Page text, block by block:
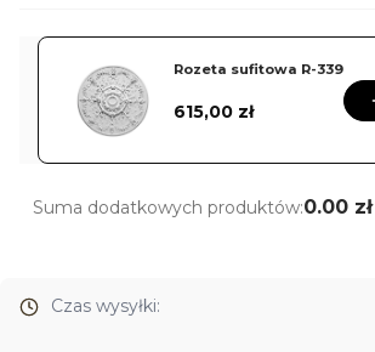
Rozeta sufitowa R-339
Cena
615,00 zł
Suma dodatkowych produktów:0.00 zł
Czas wysyłki: